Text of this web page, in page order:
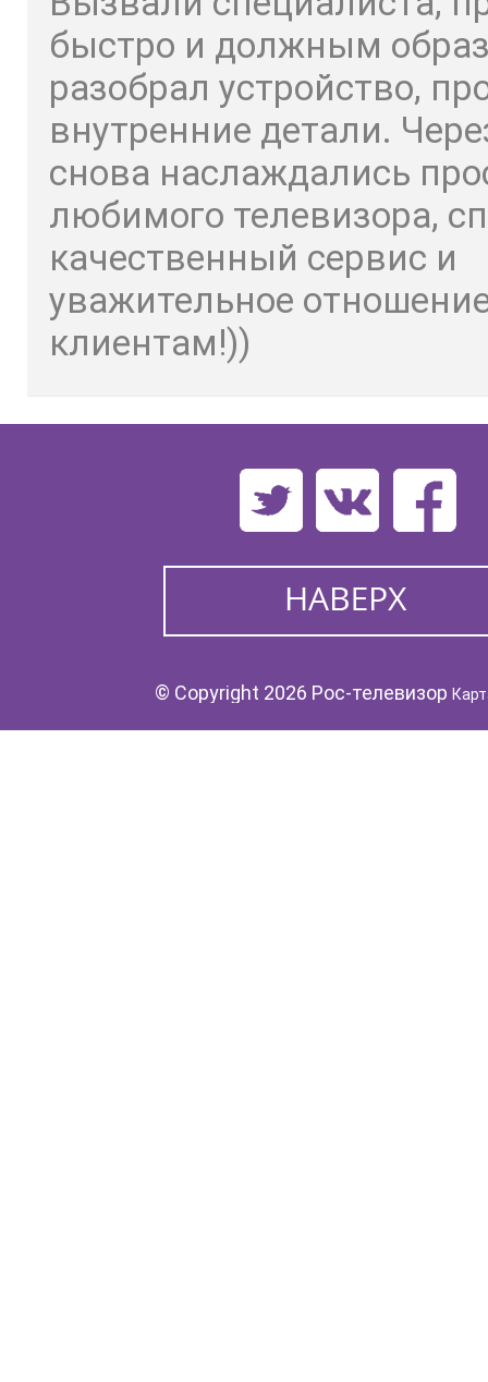
быстро и должным
разобрал устройство,
внутренние детали.
снова наслаждались
любимого телевизора,
качественный сервис и
уважительное
клиентам!))
© Copyright 2026 Рос-телевизор